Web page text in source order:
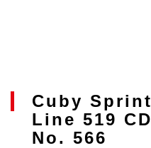
Cuby
Line 519
No. 566